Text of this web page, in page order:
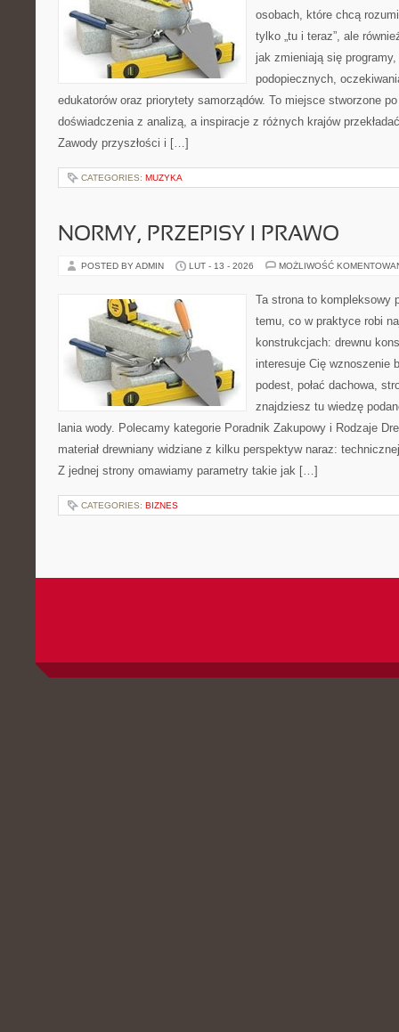
osobach, które chcą
tylko „tu i teraz”, ale
jak zmieniają się
podopiecznych,
edukatorów oraz priorytety samorządów. To miejsce stworzone
doświadczenia z analizą, a inspiracje z różnych krajów
Zawody przyszłości i […]
CATEGORIES: MUZYKA
NORMY, PRZEPISY I PRAWO
POSTED BY ADMIN LUT - 13 - 2026 MOŻLIWOŚĆ
Ta strona to kompleksowy
temu, co w praktyce robi
konstrukcjach: drewnu
interesuje Cię wznoszenie
podest, połać dachowa,
znajdziesz tu wiedzę
lania wody. Polecamy kategorie Poradnik Zakupowy i Rodzaje
materiał drewniany widziane z kilku perspektyw naraz:
Z jednej strony omawiamy parametry takie jak […]
CATEGORIES: BIZNES